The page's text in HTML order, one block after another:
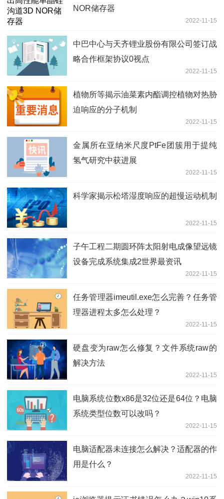
NOR储存器
2022-11-15
中巴中心与天齐锂业股份有限公司签订战
略合作框架协议0视点
2022-11-15
植物所等揭示油菜素内酯调控植物对热胁
迫响应的分子机制
2022-11-15
金属所在亚纳米尺度PtFe团簇用于提纯
氢气研究中获进展
2022-11-15
科学家揭示松塔湿度响应的超慢运动机制
2022-11-15
子午工程二期圆环阵太阳射电成像望远镜
设备完成系统集成2世界最资讯
2022-11-15
任务管理器imeutil.exe怎么完善？任务管
理器进程太多怎么处理？
2022-11-15
硬盘变为raw怎么修复？文件系统raw的
解决方法
2022-11-15
电脑系统位数x86是32位还是64位？电脑
系统类型位数可以改吗？
2022-11-15
电脑适配器未连接怎么解决？适配器的作
用是什么？
2022-11-15